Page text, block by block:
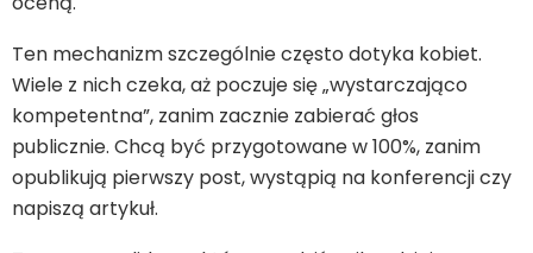
Ten mechanizm szczególnie często dotyka kobiet.
Wiele z nich czeka, aż poczuje się „wystarczająco
kompetentna”, zanim zacznie zabierać głos
publicznie. Chcą być przygotowane w 100%, zanim
opublikują pierwszy post, wystąpią na konferencji czy
napiszą artykuł.